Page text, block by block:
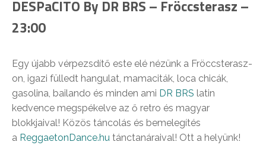
DESPaCITO By DR BRS – Fröccsterasz –
23:00
Egy újabb vérpezsdítő este elé nézünk a Fröccsterasz-
on, igazi fülledt hangulat, mamaciták, loca chicák,
gasolina, bailando és minden ami DR BRS latin
kedvence megspékelve az ő retro és magyar
blokkjaival! Közös táncolás és bemelegítés
a ReggaetonDance.hu tánctanáraival! Ott a helyünk!